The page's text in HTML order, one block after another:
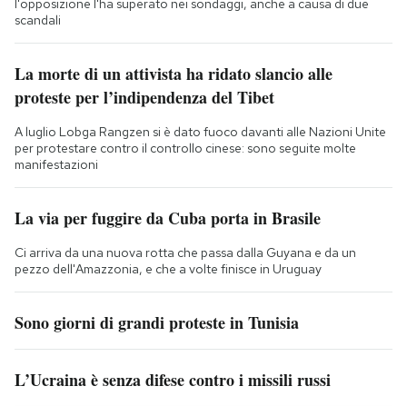
l'opposizione l'ha superato nei sondaggi, anche a causa di due
scandali
La morte di un attivista ha ridato slancio alle
proteste per l’indipendenza del Tibet
A luglio Lobga Rangzen si è dato fuoco davanti alle Nazioni Unite
per protestare contro il controllo cinese: sono seguite molte
manifestazioni
La via per fuggire da Cuba porta in Brasile
Ci arriva da una nuova rotta che passa dalla Guyana e da un
pezzo dell'Amazzonia, e che a volte finisce in Uruguay
Sono giorni di grandi proteste in Tunisia
L’Ucraina è senza difese contro i missili russi